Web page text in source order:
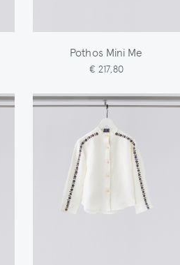
Pothos Mini Me
€ 217,80